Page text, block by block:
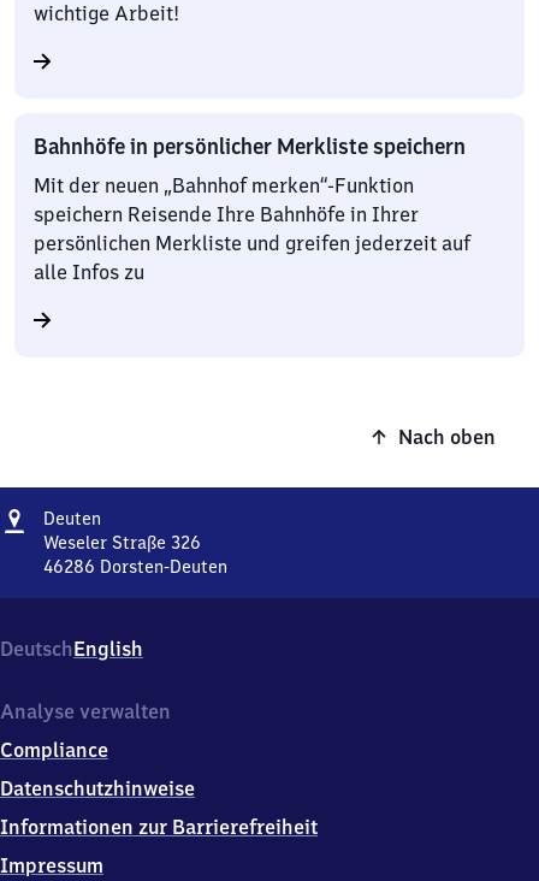
wichtige Arbeit!
Bahnhöfe in persönlicher Merkliste speichern
Mit der neuen „Bahnhof merken“-Funktion
speichern Reisende Ihre Bahnhöfe in Ihrer
persönlichen Merkliste und greifen jederzeit auf
alle Infos zu
Nach oben
Adresse
Deuten
Weseler Straße 326
46286 Dorsten-Deuten
Straße
326,
6
8
6
Deuten
DeutschEnglish
Analyse verwalten
Compliance
Datenschutzhinweise
Informationen zur Barrierefreiheit
Impressum